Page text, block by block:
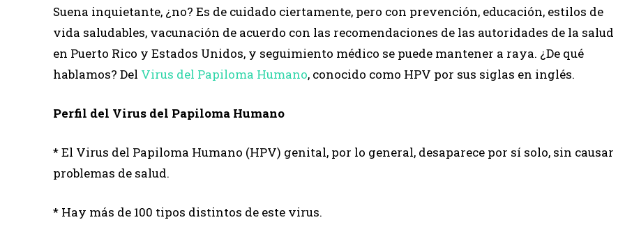
Suena inquietante, ¿no? Es de cuidado ciertamente, pero con prevención, educación, estilos de
vida saludables, vacunación de acuerdo con las recomendaciones de las autoridades de la salud
en Puerto Rico y Estados Unidos, y seguimiento médico se puede mantener a raya. ¿De qué
hablamos? Del Virus del Papiloma Humano, conocido como HPV por sus siglas en inglés.
Perfil del Virus del Papiloma Humano
* El Virus del Papiloma Humano (HPV) genital, por lo general, desaparece por sí solo, sin causar
problemas de salud.
* Hay más de 100 tipos distintos de este virus.